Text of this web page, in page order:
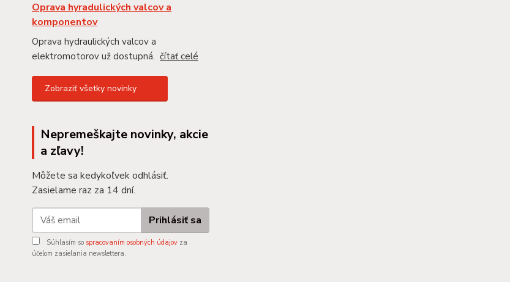
Oprava hyradulických valcov a
komponentov
Oprava hydraulických valcov a
elektromotorov už dostupná. čítať celé
Zobraziť všetky novinky
Nepremeškajte novinky, akcie
a zľavy!
Môžete sa kedykoľvek odhlásiť.
Zasielame raz za 14 dní.
Prihlásiť sa
Súhlasím so spracovaním osobných údajov za
účelom zasielania newslettera.